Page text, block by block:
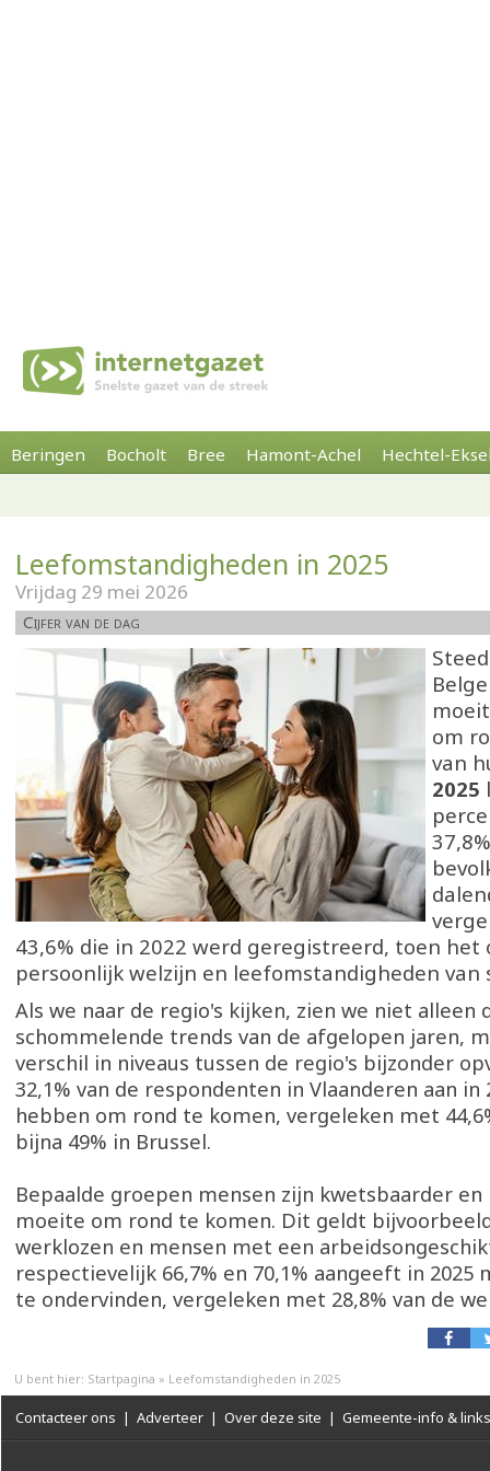
Beringen Bocholt Bree Hamont-Achel Hechtel-
Leefomstandigheden in 2025
Vrijdag 29 mei 2026
Cijfer van de dag
om
van
2025
43,6% die in 2022 werd geregistreerd, toen het
persoonlijk welzijn en leefomstandigheden
Als we naar de regio's kijken, zien we niet alleen
schommelende trends van de afgelopen jaren,
verschil in niveaus tussen de regio's bijzonder
32,1% van de respondenten in Vlaanderen aan
hebben om rond te komen, vergeleken met
bijna 49% in Brussel.
Bepaalde groepen mensen zijn kwetsbaarder
moeite om rond te komen. Dit geldt
werklozen en mensen met een
respectievelijk 66,7% en 70,1% aangeeft in 2025
te ondervinden, vergeleken met 28,8% van de
U bent hier: Startpagina » Leefomstandigheden in 2025
Contacteer ons | Adverteer | Over deze site | Gemeente-info & links